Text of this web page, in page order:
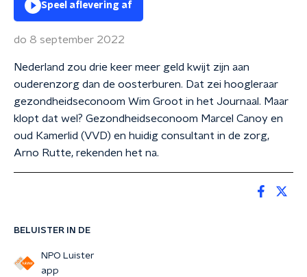
BELUISTER IN DE
NPO Luister
app
Speel aflevering af
do 8 september 2022
Nederland zou drie keer meer geld kwijt zijn aan
ouderenzorg dan de oosterburen. Dat zei hoogleraar
gezondheidseconoom Wim Groot in het Journaal. Maar
klopt dat wel? Gezondheidseconoom Marcel Canoy en
oud Kamerlid (VVD) en huidig consultant in de zorg,
Arno Rutte, rekenden het na.